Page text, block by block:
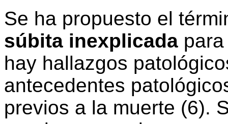
Se ha propuesto el
súbita inexplicada
hay hallazgos
antecedentes
previos a la muerte (6).